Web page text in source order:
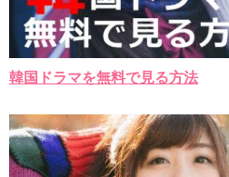
韓国ドラマを無料で見る方法